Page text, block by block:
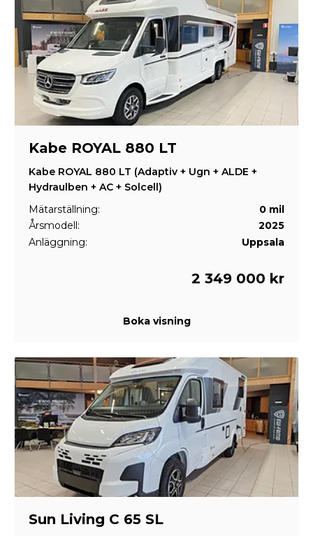
Kabe ROYAL 880 LT
Kabe ROYAL 880 LT (Adaptiv + Ugn + ALDE +
Hydraulben + AC + Solcell)
Mätarställning:
0 mil
Årsmodell:
2025
Anläggning:
Uppsala
2 349 000 kr
Boka visning
Sun Living C 65 SL